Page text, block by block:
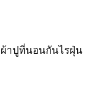
าปูที่นอนกันไรฝุ่น